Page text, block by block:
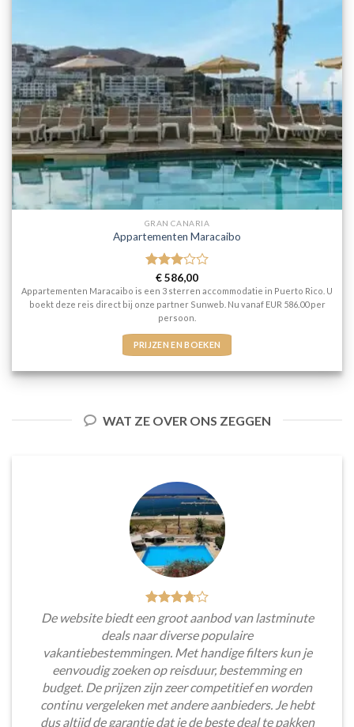
GRAN CANARIA
Appartementen Maracaibo
Gewaardeerd
3uit 5
€586,00
Appartementen Maracaibo is een 3 sterren accommodatie in Puerto Rico. U
boekt deze reis direct bij onze partner Sunweb. Nu vanaf EUR 586.00 per
persoon.
PRIJZEN EN BOEKEN
WAT ZE OVER ONS ZEGGEN
De website biedt een groot aanbod van lastminute
deals naar diverse populaire
vakantiebestemmingen. Met handige filters kun je
eenvoudig zoeken op reisduur, bestemming en
budget. De prijzen zijn zeer competitief en worden
continu vergeleken met andere aanbieders. Je hebt
dus altijd de garantie dat je de beste deal te pakken